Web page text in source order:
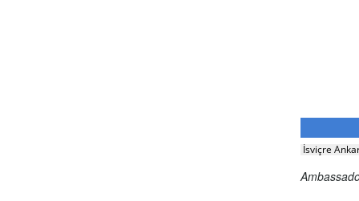
İsviçre